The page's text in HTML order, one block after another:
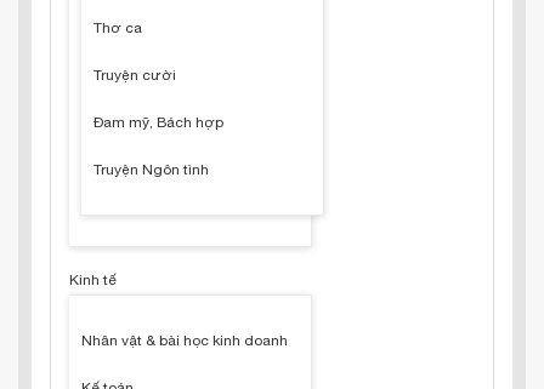
Thơ ca
Truyện cười
Đam mỹ, Bách hợp
Truyện Ngôn tình
Kinh tế
Nhân vật & bài học kinh doanh